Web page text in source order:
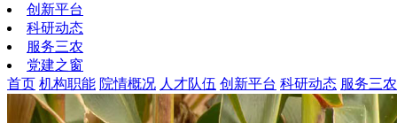
创新平台
科研动态
服务三农
党建之窗
首页 机构职能 院情概况 人才队伍 创新平台 科研动态 服务三农